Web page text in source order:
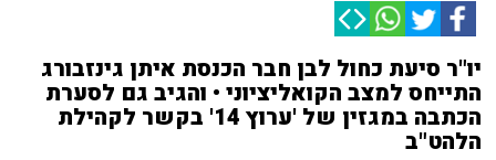
יו"ר סיעת כחול לבן חבר הכנסת איתן גינזבורג
התייחס למצב הקואליציוני • והגיב גם לסערת
הכתבה במגזין של 'ערוץ 14' בקשר לקהילת
הלהט"ב